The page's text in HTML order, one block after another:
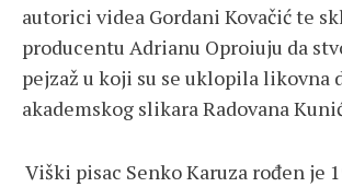
autorici videa Gordani Kovačić te
producentu Adrianu Oproiuju da
pejzaž u koji su se uklopila likovna
akademskog slikara Radovana
Viški pisac Senko Karuza rođen je